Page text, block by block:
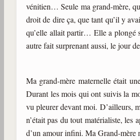
vénitien… Seule ma grand-mère,
droit de dire ça, que tant qu’il y
qu’elle allait partir… Elle a plongé
autre fait surprenant aussi, le jour
Ma grand-mère maternelle était
Durant les mois qui ont suivis la
vu pleurer devant moi. D’ailleurs,
n’était pas du tout matérialiste, les
d’un amour infini. Ma Grand-mère